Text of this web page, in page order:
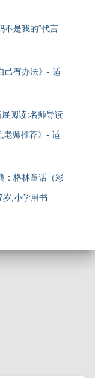
不是我的“代言
己有办法》- 适
阅读:名师导读
老师推荐》- 适
：格林童话（彩
岁,小学用书